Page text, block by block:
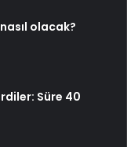
olacak?
Süre 40